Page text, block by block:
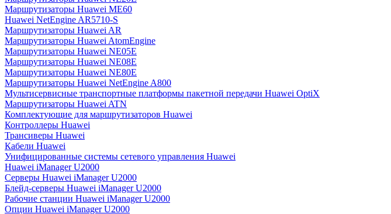
Маршрутизаторы Huawei ME60
Huawei NetEngine AR5710-S
Маршрутизаторы Huawei AR
Маршрутизаторы Huawei AtomEngine
Маршрутизаторы Huawei NE05E
Маршрутизаторы Huawei NE08E
Маршрутизаторы Huawei NE80E
Маршрутизаторы Huawei NetEngine A800
Мультисервисные транспортные платформы пакетной передачи Huawei OptiX
Маршрутизаторы Huawei ATN
Комплектующие для маршрутизаторов Huawei
Контроллеры Huawei
Трансиверы Huawei
Кабели Huawei
Унифицированные системы сетевого управления Huawei
Huawei iManager U2000
Серверы Huawei iManager U2000
Блейд-серверы Huawei iManager U2000
Рабочие станции Huawei iManager U2000
Опции Huawei iManager U2000